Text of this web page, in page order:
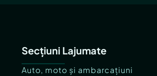
Secțiuni Lajumate
Auto, moto și ambarcațiuni